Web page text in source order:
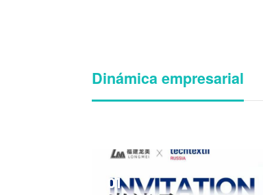
Dinámica empresarial
01